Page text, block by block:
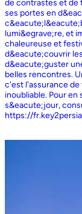
de contrastes et de
ses portes en
lumi&egrave;re, et
chaleureuse et
d&eacute;couvrir
d&eacute;guster
belles rencontres.
c'est l'assurance
inoubliable. Pour
s&eacute;jour,
https://